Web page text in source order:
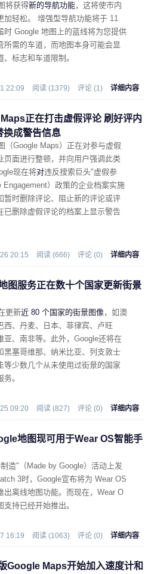
将获得新的导航功能，这将使市内
加轻松。 增强型导航功能将于 11
时 Google 地图上的蓝线将为您提供
所需的车道，而地图本身可能会显
、标志和车道限制。
22:09 阅读 (1379) 评论 (1) 详细内容
正在打击虚假评论 刷好评内
换成警告信息
（Google Maps）正在对参与虚假
页面进行整顿，并向用户强调此类
现在将对违反搜索巨头"虚假参
Engagement）政策的企业档案实施
暂时删除评论、阻止新的评论或评
已删除虚假评论的档案上显示警告
20:15 阅读 (666) 评论 (0) 详细内容
图服务正在数十个国家更新街景
更新近 80 个国家的街景图像 ，如澳
西、丹麦、日本、菲律宾、卢旺
亚、南非等。此外，Google还将在
黑塞哥维那、纳米比亚、列支敦士
等少数几个从未使用过街景的国家
。
09:20 阅读 (827) 评论 (0) 详细内容
地图现可用于Wear OS智能手
造"（Made by Google）活动上发
3时，Google宣布将为 Wear OS
出离线地图功能。而现在，Wear O
支持已经开始推出。
16:19 阅读 (1063) 评论 (0) 详细内容
Google Maps开始加入速度计和